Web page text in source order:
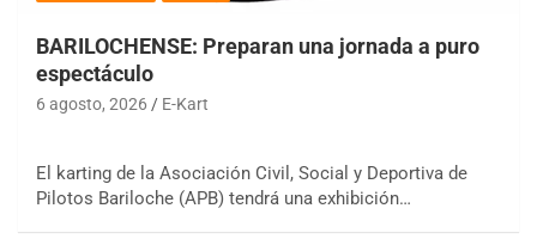
BARILOCHENSE: Preparan una jornada a puro
espectáculo
6 agosto, 2026 E-Kart
El karting de la Asociación Civil, Social y Deportiva de
Pilotos Bariloche (APB) tendrá una exhibición…